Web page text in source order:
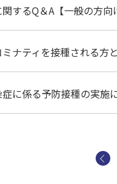
するQ＆A【一般の方向
ナティを接種される方
に係る予防接種の実施